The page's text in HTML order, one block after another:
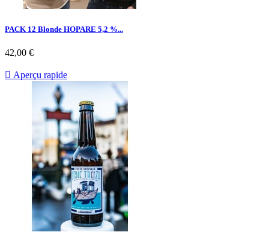
PACK 12 Blonde HOPARE 5,2 %...
42,00 €
 Aperçu rapide